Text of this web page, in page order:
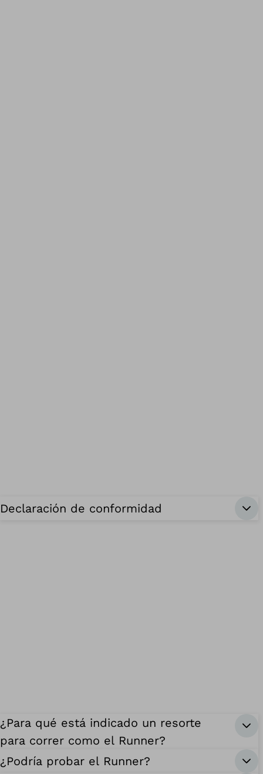
Declaración de conformidad
¿Para qué está indicado un resorte
para correr como el Runner?
¿Podría probar el Runner?